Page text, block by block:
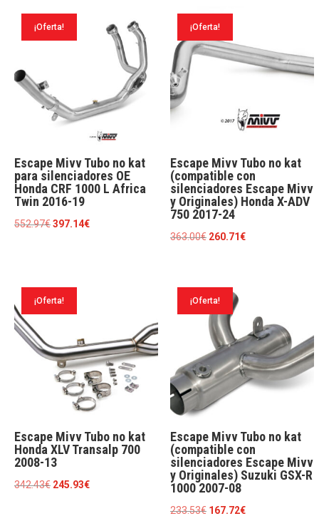
¡Oferta!
Escape Mivv Tubo no kat
para silenciadores OE
Honda CRF 1000 L Africa
Twin 2016-19
552.97€El
552.97€.
397.14€El
¡Oferta!
Escape Mivv Tubo no kat
(compatible con
silenciadores Escape Mivv
y Originales) Honda X-ADV
750 2017-24
363.00€ El
363.00€.
260.71€El
¡Oferta!
Escape Mivv Tubo no kat
Honda XLV Transalp 700
2008-13
342.43€ El
245.93€El
¡Oferta!
Escape Mivv Tubo no kat
(compatible con
silenciadores Escape Mivv
y Originales) Suzuki GSX-R
1000 2007-08
233.53€ El
167.72€El